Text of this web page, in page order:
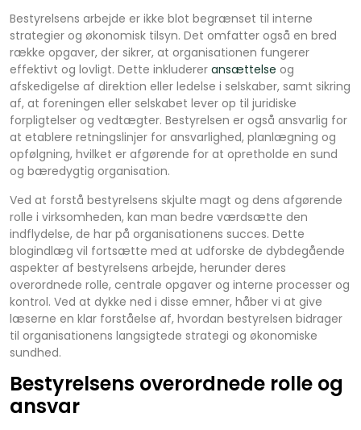
Bestyrelsens arbejde er ikke blot begrænset til interne
strategier og økonomisk tilsyn. Det omfatter også en bred
række opgaver, der sikrer, at organisationen fungerer
effektivt og lovligt. Dette inkluderer ansættelse og
afskedigelse af direktion eller ledelse i selskaber, samt sikring
af, at foreningen eller selskabet lever op til juridiske
forpligtelser og vedtægter. Bestyrelsen er også ansvarlig for
at etablere retningslinjer for ansvarlighed, planlægning og
opfølgning, hvilket er afgørende for at opretholde en sund
og bæredygtig organisation.
Ved at forstå bestyrelsens skjulte magt og dens afgørende
rolle i virksomheden, kan man bedre værdsætte den
indflydelse, de har på organisationens succes. Dette
blogindlæg vil fortsætte med at udforske de dybdegående
aspekter af bestyrelsens arbejde, herunder deres
overordnede rolle, centrale opgaver og interne processer og
kontrol. Ved at dykke ned i disse emner, håber vi at give
læserne en klar forståelse af, hvordan bestyrelsen bidrager
til organisationens langsigtede strategi og økonomiske
sundhed.
Bestyrelsens overordnede rolle og
ansvar